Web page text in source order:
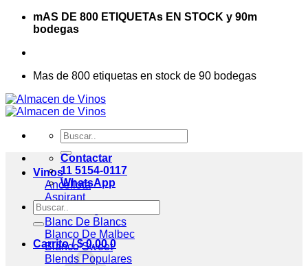
Saltar mAS DE 800 ETIQUETAs EN STOCK y 90m
bodegas
Mas de 800 etiquetas en stock de 90 bodegas
Buscar
por:
Vinos
Ancellota
Aspirant
Assemblage
Blanc De Blancs
Blanco De Malbec
Blanco Sweet
Blends
Contactar
11 5154-0117
WhatsApp
Buscar
por:
Carrito /$0,00 0